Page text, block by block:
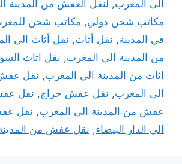
الى المغرب, لنقل العفش من المدينة
مكاتب شحن دولي, مكاتب شحن
في المدينة, نقل أثاث, نقل أثاث الى
من المدينة الى المغرب, نقل اثاث
اثاث من المدينة الي المغرب, نقل
الى المغرب, نقل عفش حراج, نقل
عفش من المدينة الى المغرب, نقل
الي الدار البيضاء, نقل عفش من